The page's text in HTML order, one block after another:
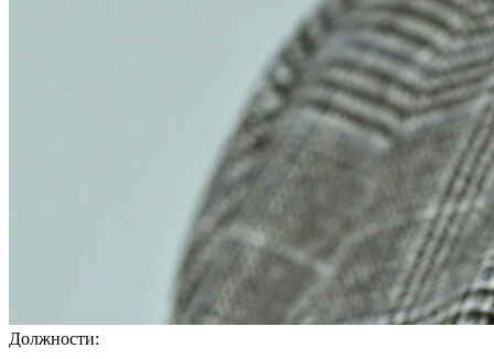
Должности: